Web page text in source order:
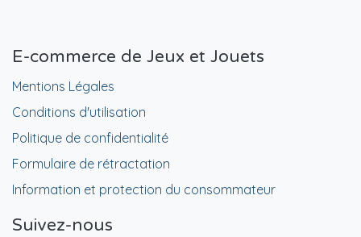
E-commerce de Jeux et Jouets
Mentions Légales
Conditions d'utilisation
Politique de confidentialité
Formulaire de rétractation
Information et protection du consommateur
Suivez-nous